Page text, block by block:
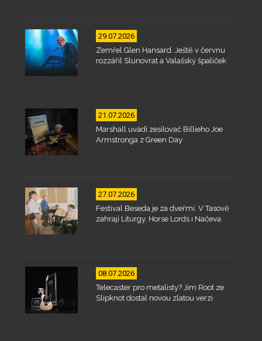
29.07.2026
Zemřel Glen Hansard. Ještě v červnu
rozzářil Slunovrat a Valašský špalíček
21.07.2026
Marshall uvádí zesilovač Billieho Joe
Armstronga z Green Day
27.07.2026
Festival Beseda je za dveřmi. V Tasově
zahrají Liturgy, Horse Lords i Načeva
08.07.2026
Telecaster pro metalisty? Jim Root ze
Slipknot dostal novou zlatou verzi